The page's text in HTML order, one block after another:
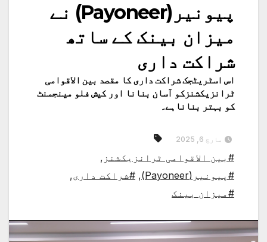
پیونیر(Payoneer) نے
میزان بینک کے ساتھ
شراکت داری
اس اسٹریٹجک شراکت داری کا مقصد بین الاقوامی
ٹرانزیکشنزکو آسان بنانا اور کیش فلو مینجمنٹ
کو بہتر بناناہے۔
مارچ 6, 2025
#بین الاقوامی ٹرانزیکشنز ,
#پیونیر(Payoneer)
, #شراکت داری,
#میزان بینک